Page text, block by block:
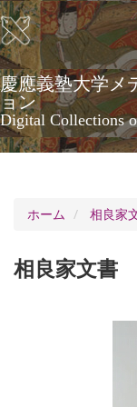
メ
イ
ン
コ
ン
テ
ン
ツ
に
慶應義塾大学メ
ョン
Digital Collections
ホーム
相良家
相良家文書